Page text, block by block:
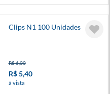
Clips N1 100 Unidades
R$ 6,00
R$ 5,40
à vista